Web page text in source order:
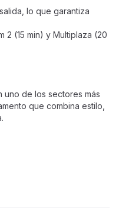
lo que garantiza
2 (15 min) y Multiplaza (20
uno de los sectores más
que combina estilo,